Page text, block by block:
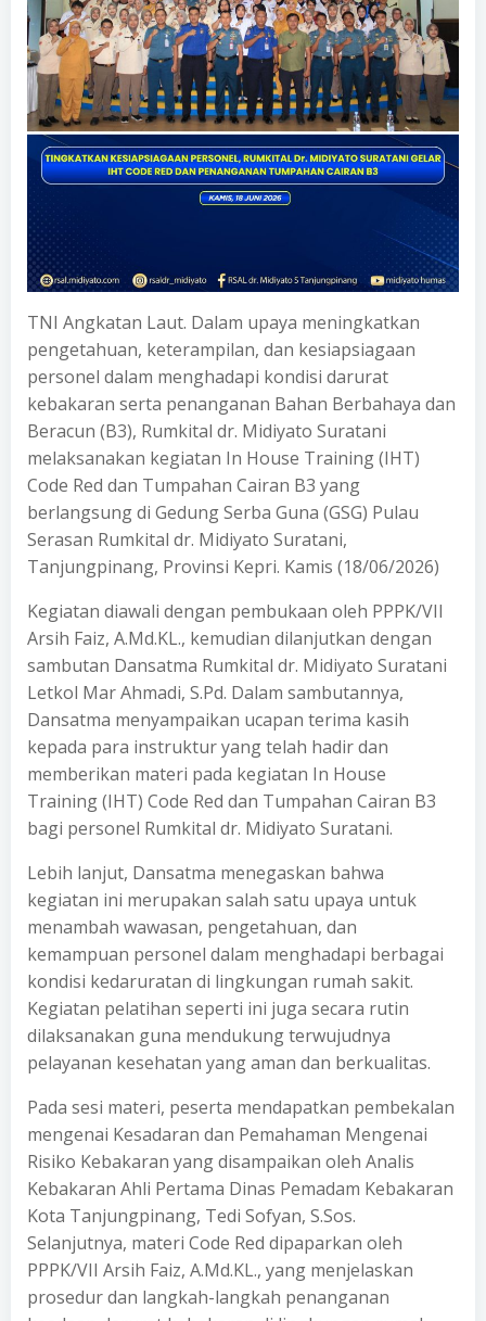
TNI Angkatan Laut. Dalam upaya meningkatkan
pengetahuan, keterampilan, dan kesiapsiagaan
personel dalam menghadapi kondisi darurat
kebakaran serta penanganan Bahan Berbahaya dan
Beracun (B3), Rumkital dr. Midiyato Suratani
melaksanakan kegiatan In House Training (IHT)
Code Red dan Tumpahan Cairan B3 yang
berlangsung di Gedung Serba Guna (GSG) Pulau
Serasan Rumkital dr. Midiyato Suratani,
Tanjungpinang, Provinsi Kepri. Kamis (18/06/2026)
Kegiatan diawali dengan pembukaan oleh PPPK/VII
Arsih Faiz, A.Md.KL., kemudian dilanjutkan dengan
sambutan Dansatma Rumkital dr. Midiyato Suratani
Letkol Mar Ahmadi, S.Pd. Dalam sambutannya,
Dansatma menyampaikan ucapan terima kasih
kepada para instruktur yang telah hadir dan
memberikan materi pada kegiatan In House
Training (IHT) Code Red dan Tumpahan Cairan B3
bagi personel Rumkital dr. Midiyato Suratani.
Lebih lanjut, Dansatma menegaskan bahwa
kegiatan ini merupakan salah satu upaya untuk
menambah wawasan, pengetahuan, dan
kemampuan personel dalam menghadapi berbagai
kondisi kedaruratan di lingkungan rumah sakit.
Kegiatan pelatihan seperti ini juga secara rutin
dilaksanakan guna mendukung terwujudnya
pelayanan kesehatan yang aman dan berkualitas.
Pada sesi materi, peserta mendapatkan pembekalan
mengenai Kesadaran dan Pemahaman Mengenai
Risiko Kebakaran yang disampaikan oleh Analis
Kebakaran Ahli Pertama Dinas Pemadam Kebakaran
Kota Tanjungpinang, Tedi Sofyan, S.Sos.
Selanjutnya, materi Code Red dipaparkan oleh
PPPK/VII Arsih Faiz, A.Md.KL., yang menjelaskan
prosedur dan langkah-langkah penanganan